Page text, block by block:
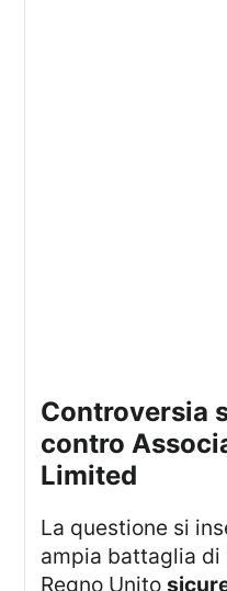
controversia sicurezza e causa
contro
Limited
La questione si inserisce in una più
ampia battaglia di
Regno Unito